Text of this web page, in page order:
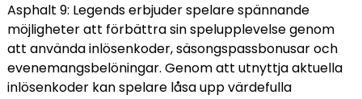
Asphalt 9: Legends erbjuder spelare spännande
möjligheter att förbättra sin spelupplevelse genom
att använda inlösenkoder, säsongspassbonusar och
evenemangsbelöningar. Genom att utnyttja aktuella
inlösenkoder kan spelare låsa upp värdefulla